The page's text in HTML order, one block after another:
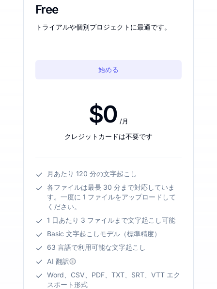
Free
トライアルや個別プロジェクトに最適です。
始める
$0 /月
クレジットカードは不要です
月あたり 120 分の文字起こし
各ファイルは最長 30 分まで対応していま
す。一度に 1 ファイルをアップロードして
ください。
1 日あたり 3 ファイルまで文字起こし可能
Basic 文字起こしモデル（標準精度）
63 言語で利用可能な文字起こし
AI 翻訳
Word、CSV、PDF、TXT、SRT、VTT エク
スポート形式